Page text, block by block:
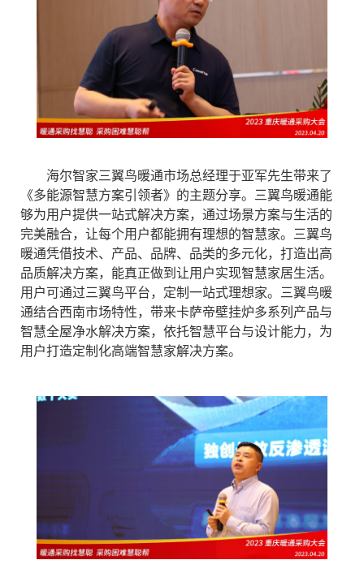
海尔智家三翼鸟暖通市场总经理于亚军先生带来了
《多能源智慧方案引领者》的主题分享。三翼鸟暖通能
够为用户提供一站式解决方案，通过场景方案与生活的
完美融合，让每个用户都能拥有理想的智慧家。三翼鸟
暖通凭借技术、产品、品牌、品类的多元化，打造出高
品质解决方案，能真正做到让用户实现智慧家居生活。
用户可通过三翼鸟平台，定制一站式理想家。三翼鸟暖
通结合西南市场特性，带来卡萨帝壁挂炉多系列产品与
智慧全屋净水解决方案，依托智慧平台与设计能力，为
用户打造定制化高端智慧家解决方案。